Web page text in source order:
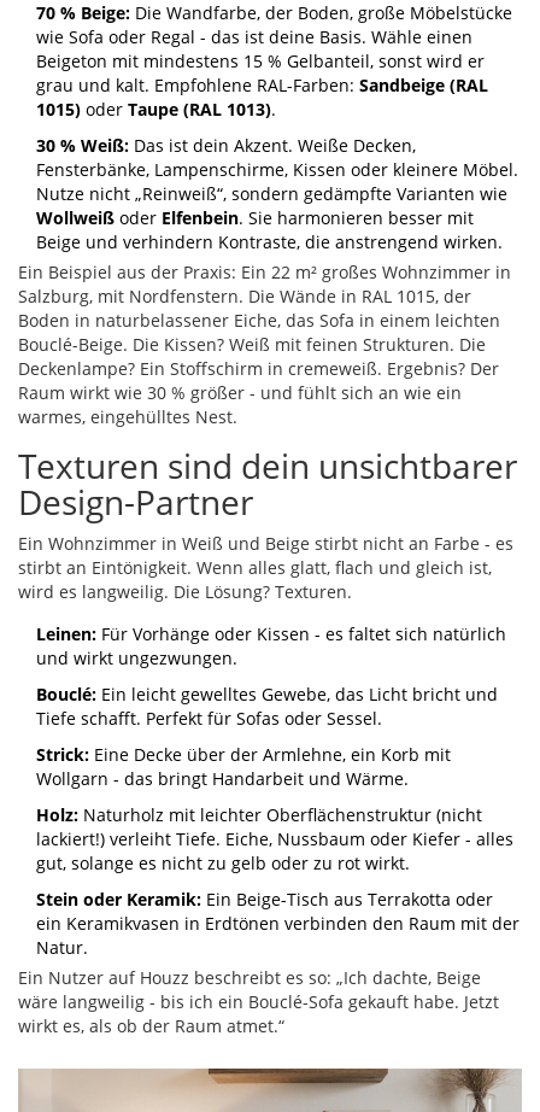
70 % Beige: Die Wandfarbe, der Boden, große Möbelstücke
wie Sofa oder Regal - das ist deine Basis. Wähle einen
Beigeton mit mindestens 15 % Gelbanteil, sonst wird er
grau und kalt. Empfohlene RAL-Farben: Sandbeige (RAL
1015) oder Taupe (RAL 1013).
30 % Weiß: Das ist dein Akzent. Weiße Decken,
Fensterbänke, Lampenschirme, Kissen oder kleinere Möbel.
Nutze nicht „Reinweiß“, sondern gedämpfte Varianten wie
Wollweiß oder Elfenbein. Sie harmonieren besser mit
Beige und verhindern Kontraste, die anstrengend wirken.
Ein Beispiel aus der Praxis: Ein 22 m² großes Wohnzimmer in
Salzburg, mit Nordfenstern. Die Wände in RAL 1015, der
Boden in naturbelassener Eiche, das Sofa in einem leichten
Bouclé-Beige. Die Kissen? Weiß mit feinen Strukturen. Die
Deckenlampe? Ein Stoffschirm in cremeweiß. Ergebnis? Der
Raum wirkt wie 30 % größer - und fühlt sich an wie ein
warmes, eingehülltes Nest.
Texturen sind dein unsichtbarer
Design-Partner
Ein Wohnzimmer in Weiß und Beige stirbt nicht an Farbe - es
stirbt an Eintönigkeit. Wenn alles glatt, flach und gleich ist,
wird es langweilig. Die Lösung? Texturen.
Leinen: Für Vorhänge oder Kissen - es faltet sich natürlich
und wirkt ungezwungen.
Bouclé: Ein leicht gewelltes Gewebe, das Licht bricht und
Tiefe schafft. Perfekt für Sofas oder Sessel.
Strick: Eine Decke über der Armlehne, ein Korb mit
Wollgarn - das bringt Handarbeit und Wärme.
Holz: Naturholz mit leichter Oberflächenstruktur (nicht
lackiert!) verleiht Tiefe. Eiche, Nussbaum oder Kiefer - alles
gut, solange es nicht zu gelb oder zu rot wirkt.
Stein oder Keramik: Ein Beige-Tisch aus Terrakotta oder
ein Keramikvasen in Erdtönen verbinden den Raum mit der
Natur.
Ein Nutzer auf Houzz beschreibt es so: „Ich dachte, Beige
wäre langweilig - bis ich ein Bouclé-Sofa gekauft habe. Jetzt
wirkt es, als ob der Raum atmet.“